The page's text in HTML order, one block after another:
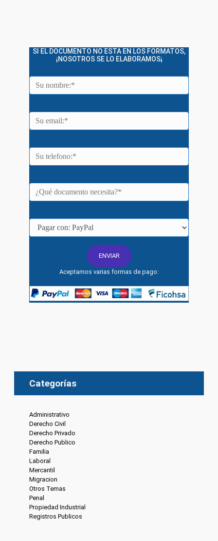
SI EL DOCUMENTO NO ESTA EN LOS FORMATOS,
¡NOSOTROS SE LO ELABORAMOS¡
Aceptamos varias formas de pago:
Categorías
Administrativo
Derecho Civil
Derecho Privado
Derecho Publico
Familia
Laboral
Mercantil
Migracion
Otros Temas
Penal
Propiedad Industrial
Registros Publicos